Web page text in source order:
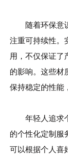
随着环保意
注重可持续性。
用，不仅保证了
的影响。这些材
保持稳定的性能
年轻人追求
的个性化定制服
可以根据个人喜